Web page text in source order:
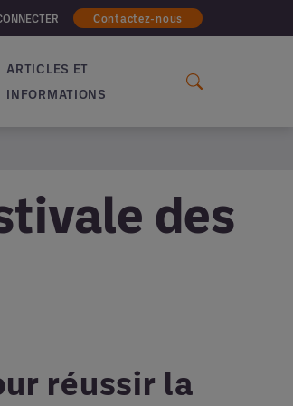
Contactez-nous
ARTICLES ET
INFORMATIONS
des
réussir la